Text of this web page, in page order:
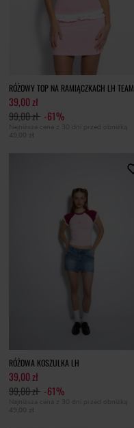
RÓŻOWY TOP NA RAMIĄCZKACH LH TEAM
39,00 zł
99,00 zł -61%
Najniższa cena z 30 dni przed obniżką
49,00 zł
RÓŻOWA KOSZULKA LH
39,00 zł
99,00 zł -61%
Najniższa cena z 30 dni przed obniżką
49,00 zł